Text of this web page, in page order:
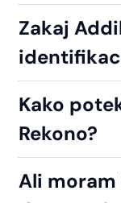
Zakaj
Kako
Rekono?
Ali moram